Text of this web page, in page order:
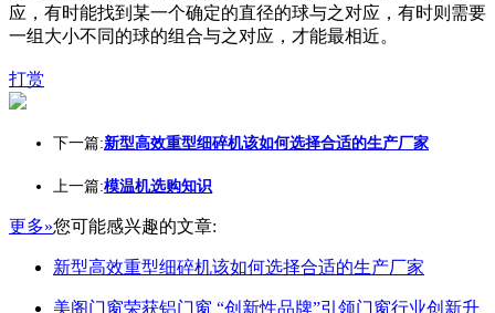
应，有时能找到某一个确定的直径的球与之对应，有时则需要
一组大小不同的球的组合与之对应，才能最相近。
打赏
下一篇:新型高效重型细碎机该如何选择合适的生产厂家
上一篇:模温机选购知识
更多»您可能感兴趣的文章:
新型高效重型细碎机该如何选择合适的生产厂家
美阁门窗荣获铝门窗 “创新性品牌”引领门窗行业创新升